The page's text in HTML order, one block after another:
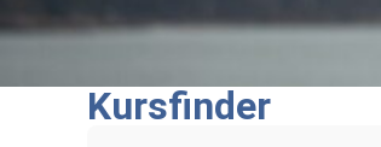
Kursfinder